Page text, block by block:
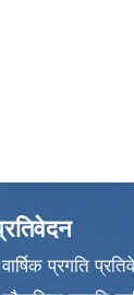
वार्षिक प्रगति